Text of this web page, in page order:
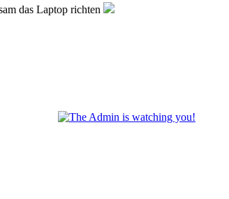
das Laptop richten